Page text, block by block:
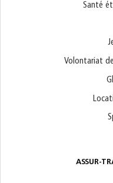
Santé
Volontariat
ASSUR-